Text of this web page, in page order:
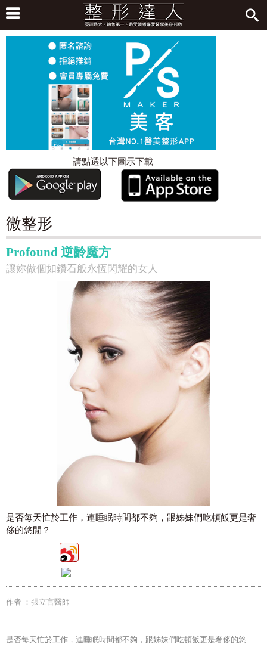
請點選以下圖示下載
微整形
Profound 逆齡魔方
讓妳做個如鑽石般永恆閃耀的女人
是否每天忙於工作，連睡眠時間都不夠，跟姊妹們吃頓飯更是奢
侈的悠閒？
作者 ： 張立言醫師
是否每天忙於工作，連睡眠時間都不夠，跟姊妹們吃頓飯更是奢侈的悠